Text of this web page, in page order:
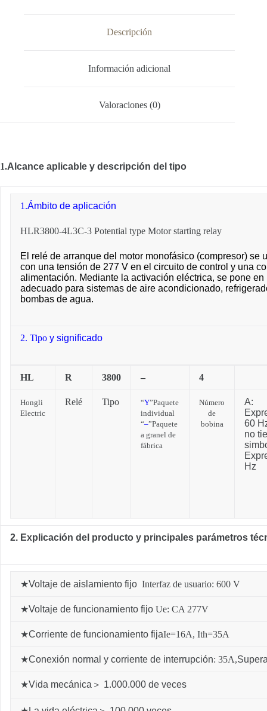
Descripción
Información adicional
Valoraciones (0)
1.Alcance aplicable y descripción del tipo
1.Ámbito de aplicación
HLR3800-4L3C-3 Potential type Motor starting relay
El relé de arranque del motor monofásico (compresor)
con una tensión de 277 V en el circuito de control y una
alimentación. Mediante la activación eléctrica, se pone
adecuado para sistemas de aire acondicionado,
bombas de agua.
2. Tipo y significado
HL R 3800 – 4
Hongli
Electric
Relé Tipo “Y”Paquete
individual
“–”Paquete
a granel de
fábrica
Número
de
bobina
A:
60
no
Hz
2. Explicación del producto y principales parámetros
★Voltaje de aislamiento fijo Interfaz de usuario: 600 V
★Voltaje de funcionamiento fijo Ue: CA 277V
★Corriente de funcionamiento fijaIe=16A, Ith=35A
★Conexión normal y corriente de interrupción: 35A,
★Vida mecánica ＞ 1.000.000 de veces